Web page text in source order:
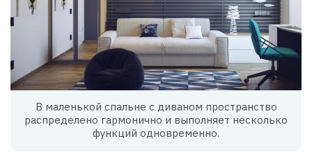
В маленькой спальне с диваном пространство
распределено гармонично и выполняет несколько
функций одновременно.